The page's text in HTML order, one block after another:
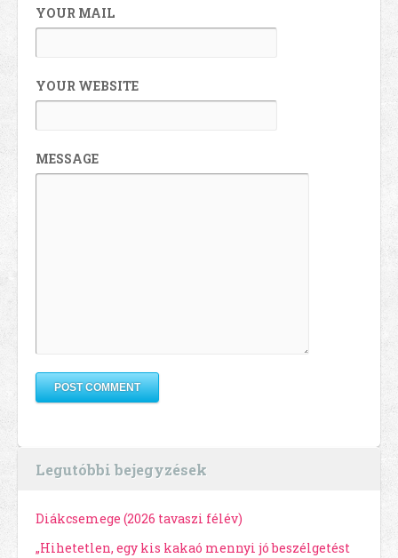
YOUR MAIL
YOUR WEBSITE
MESSAGE
Legutóbbi bejegyzések
Diákcsemege (2026 tavaszi félév)
„Hihetetlen, egy kis kakaó mennyi jó beszélgetést